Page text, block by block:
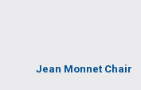
Jean Monnet Chair